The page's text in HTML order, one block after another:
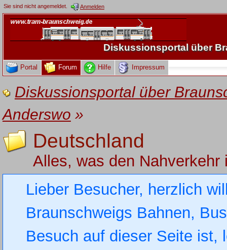
Sie sind nicht angemeldet. Anmelden
Diskussionsportal über
Portal Forum Hilfe Impressum
Diskussionsportal über
Anderswo »
Deutschland
Alles, was den
Lieber Besucher, herzlich
Braunschweigs Bahnen,
Besuch auf dieser Seite